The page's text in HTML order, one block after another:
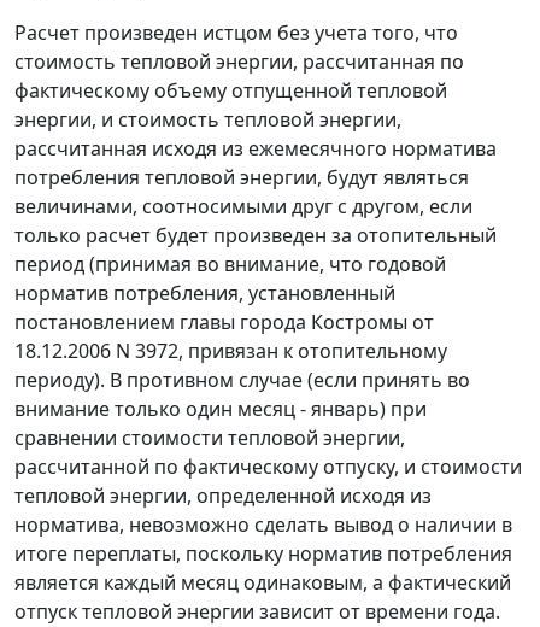
Расчет произведен истцом без учета того, что
стоимость тепловой энергии, рассчитанная по
фактическому объему отпущенной тепловой
энергии, и стоимость тепловой энергии,
рассчитанная исходя из ежемесячного норматива
потребления тепловой энергии, будут являться
величинами, соотносимыми друг с другом, если
только расчет будет произведен за отопительный
период (принимая во внимание, что годовой
норматив потребления, установленный
постановлением главы города Костромы от
18.12.2006 N 3972, привязан к отопительному
периоду). В противном случае (если принять во
внимание только один месяц - январь) при
сравнении стоимости тепловой энергии,
рассчитанной по фактическому отпуску, и стоимости
тепловой энергии, определенной исходя из
норматива, невозможно сделать вывод о наличии в
итоге переплаты, поскольку норматив потребления
является каждый месяц одинаковым, а фактический
отпуск тепловой энергии зависит от времени года.